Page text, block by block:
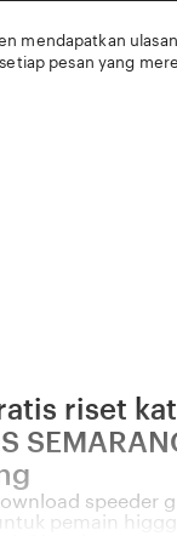
mendapatkan
pesan yang
riset
speeder
pemain